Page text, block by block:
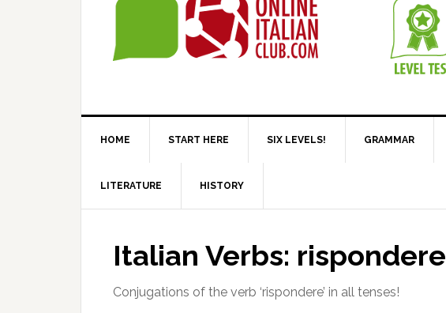
HOME START HERE SIX LEVELS! GRAMMAR
LITERATURE HISTORY
Italian Verbs: rispondere
Conjugations of the verb ‘rispondere’ in all tenses!